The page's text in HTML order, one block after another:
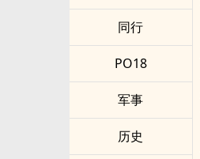
同行
PO18
军事
历史